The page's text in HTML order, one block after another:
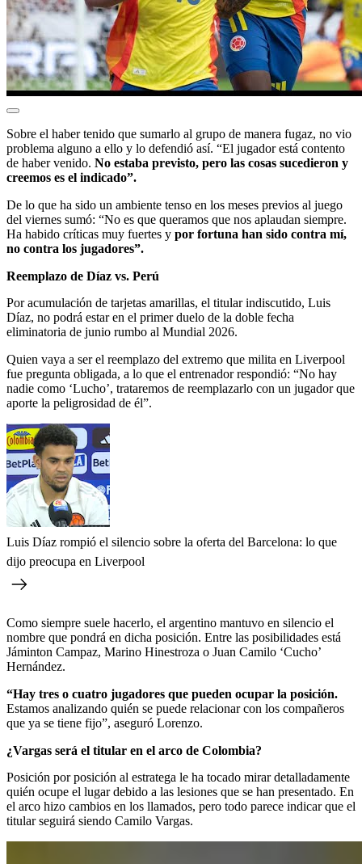
Sobre el haber tenido que sumarlo al grupo de manera fugaz, no vio
problema alguno a ello y lo defendió así. “El jugador está contento
de haber venido. No estaba previsto, pero las cosas sucedieron y
creemos es el indicado”.
De lo que ha sido un ambiente tenso en los meses previos al juego
del viernes sumó: “No es que queramos que nos aplaudan siempre.
Ha habido críticas muy fuertes y por fortuna han sido contra mí,
no contra los jugadores”.
Reemplazo de Díaz vs. Perú
Por acumulación de tarjetas amarillas, el titular indiscutido, Luis
Díaz, no podrá estar en el primer duelo de la doble fecha
eliminatoria de junio rumbo al Mundial 2026.
Quien vaya a ser el reemplazo del extremo que milita en Liverpool
fue pregunta obligada, a lo que el entrenador respondió: “No hay
nadie como ‘Lucho’, trataremos de reemplazarlo con un jugador que
aporte la peligrosidad de él”.
Luis Díaz rompió el silencio sobre la oferta del Barcelona: lo que
dijo preocupa en Liverpool
Como siempre suele hacerlo, el argentino mantuvo en silencio el
nombre que pondrá en dicha posición. Entre las posibilidades está
Jáminton Campaz, Marino Hinestroza o Juan Camilo ‘Cucho’
Hernández.
“Hay tres o cuatro jugadores que pueden ocupar la posición.
Estamos analizando quién se puede relacionar con los compañeros
que ya se tiene fijo”, aseguró Lorenzo.
¿Vargas será el titular en el arco de Colombia?
Posición por posición al estratega le ha tocado mirar detalladamente
quién ocupe el lugar debido a las lesiones que se han presentado. En
el arco hizo cambios en los llamados, pero todo parece indicar que el
titular seguirá siendo Camilo Vargas.